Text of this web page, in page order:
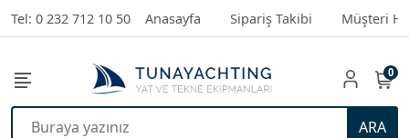
Tel: 0 232 712 10 50 Anasayfa Sipariş Takibi Müşteri
ARA
0